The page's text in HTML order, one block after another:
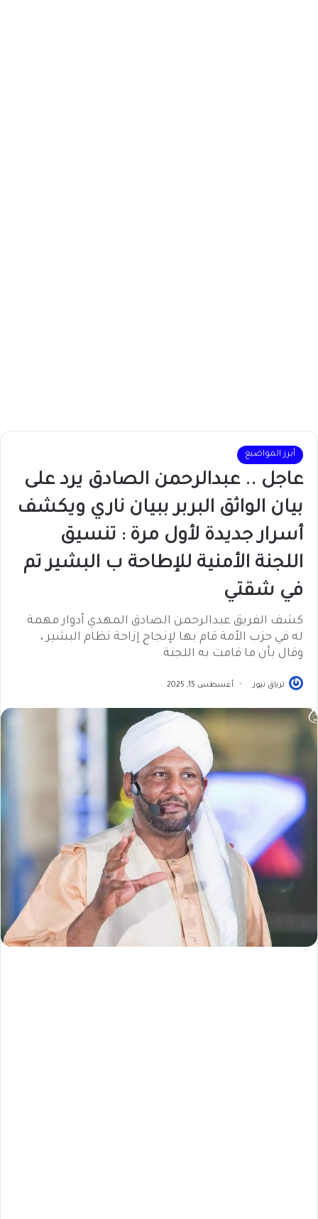
أبرز المواضيع
عاجل .. عبدالرحمن الصادق يرد على
بيان الواثق البربر ببيان ناري ويكشف
أسرار جديدة لأول مرة : تنسيق
اللجنة الأمنية للإطاحة ب البشير تم
في شقتي
كشف الفريق عبدالرحمن الصادق المهدي أدوار مهمة
له في حزب الأمة قام بها لإنجاح إزاحة نظام البشير ،
وقال بأن ما قامت به اللجنة
ترياق نيوز أغسطس 15, 2025